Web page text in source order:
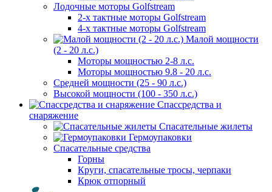
Лодочные моторы Golfstream
2-х тактные моторы Golfstream
4-х тактные моторы Golfstream
Малой мощности
(2 - 20 л.с.)
Моторы мощностью 2-8 л.с.
Моторы мощностью 9.8 - 20 л.с.
Средней мощности (25 - 90 л.с.)
Высокой мощности (100 - 350 л.с.)
Спассредства и
снаряжение
Спасательные жилеты
Гермоупаковки
Спасательные средства
Горны
Круги, спасательные тросы, черпаки
Крюк отпорный